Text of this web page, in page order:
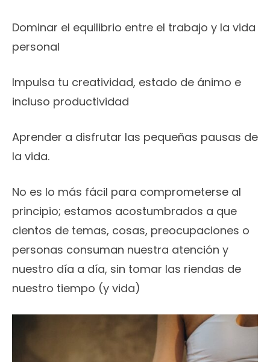
Dominar el equilibrio entre el trabajo y la vida
personal
Impulsa tu creatividad, estado de ánimo e
incluso productividad
Aprender a disfrutar las pequeñas pausas de
la vida.
No es lo más fácil para comprometerse al
principio; estamos acostumbrados a que
cientos de temas, cosas, preocupaciones o
personas consuman nuestra atención y
nuestro día a día, sin tomar las riendas de
nuestro tiempo (y vida)